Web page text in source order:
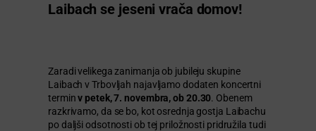
Laibach se jeseni vrača domov!
Zaradi velikega zanimanja ob jubileju skupine
Laibach v Trbovljah najavljamo dodaten koncertni
terminv petek, 7. novembra, ob 20.30. Obenem
razkrivamo, da se bo, kot osrednja gostja Laibachu
po daljši odsotnosti ob tej priložnosti pridružila tudi